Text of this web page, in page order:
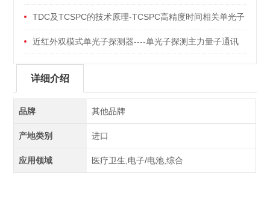
TDC及TCSPC的技术原理-TCSPC高精度时间相关单光子
计数模块
近红外双模式单光子探测器----单光子探测主力量子通讯
详细介绍
品牌 其他品牌
产地类别 进口
应用领域 医疗卫生,电子/电池,综合